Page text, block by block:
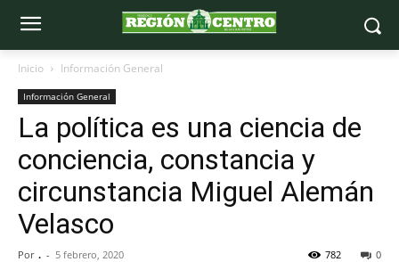
Inicio Información General
Información General
La política es una ciencia de
conciencia, constancia y
circunstancia Miguel Alemán
Velasco
Por . - 5 febrero, 2020 0
782